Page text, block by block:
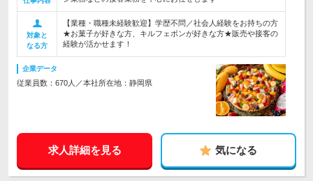
対象と
なる方
【業種・職種未経験歓迎】学歴不問／社会人経験をお持ちの方
★お菓子が好きな方、キルフェボンが好きな方★販売や接客の
経験が活かせます！
企業データ
従業員数：670人／本社所在地：静岡県
求人詳細を見る 気になる